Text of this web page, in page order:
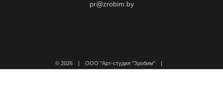
pr@zrobim.by
© 2026 | ООО "Арт-студия "Зробим" |